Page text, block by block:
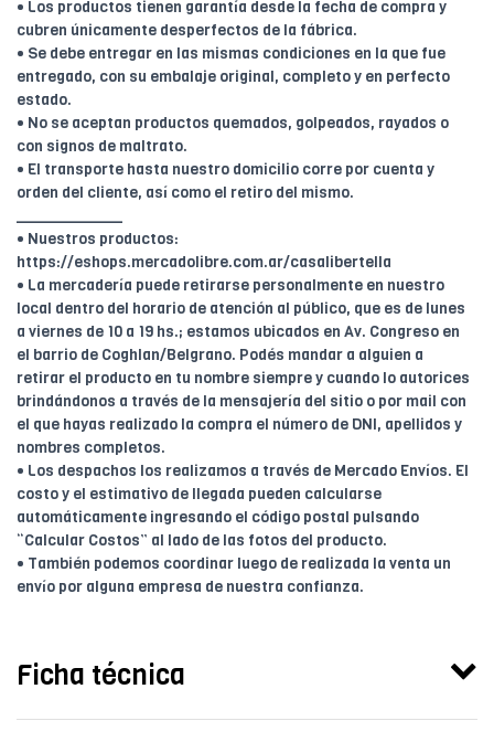
• Los productos tienen garantía desde la fecha de compra y
cubren únicamente desperfectos de la fábrica.
• Se debe entregar en las mismas condiciones en la que fue
entregado, con su embalaje original, completo y en perfecto
estado.
• No se aceptan productos quemados, golpeados, rayados o
con signos de maltrato.
• El transporte hasta nuestro domicilio corre por cuenta y
orden del cliente, así como el retiro del mismo.
____________
• Nuestros productos:
https://eshops.mercadolibre.com.ar/casalibertella
• La mercadería puede retirarse personalmente en nuestro
local dentro del horario de atención al público, que es de lunes
a viernes de 10 a 19 hs.; estamos ubicados en Av. Congreso en
el barrio de Coghlan/Belgrano. Podés mandar a alguien a
retirar el producto en tu nombre siempre y cuando lo autorices
brindándonos a través de la mensajería del sitio o por mail con
el que hayas realizado la compra el número de DNI, apellidos y
nombres completos.
• Los despachos los realizamos a través de Mercado Envíos. El
costo y el estimativo de llegada pueden calcularse
automáticamente ingresando el código postal pulsando
“Calcular Costos” al lado de las fotos del producto.
• También podemos coordinar luego de realizada la venta un
envío por alguna empresa de nuestra confianza.
Ficha técnica